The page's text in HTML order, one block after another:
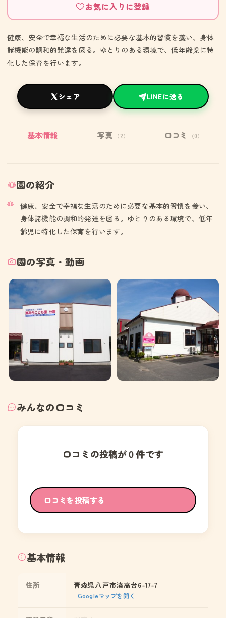
お気に入りに登録
健康、安全で幸福な生活のために必要な基本的習慣を養い、身体
諸機能の調和的発達を図る。ゆとりのある環境で、低年齢児に特
化した保育を行います。
シェア LINEに送る
基本情報 写真 （2） 口コミ （0）
園の紹介
健康、安全で幸福な生活のために必要な基本的習慣を養い、
身体諸機能の調和的発達を図る。ゆとりのある環境で、低年
齢児に特化した保育を行います。
園の写真・動画
みんなの口コミ
口コミの投稿が０件です
口コミを投稿する
基本情報
住所 青森県八戸市湊高台6-17-7
Googleマップを開く